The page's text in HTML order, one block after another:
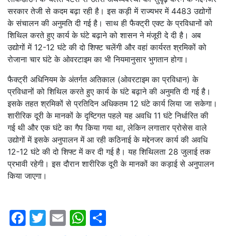
सरकार तेजी से कदम बढ़ा रही है। इस कड़ी में राज्यभर में 4483 उद्योगों
के संचालन की अनुमति दी गई है। साथ ही फैक्ट्री एक्ट के प्रविधानों को
शिथिल करते हुए कार्य के घंटे बढ़ाने को शासन ने मंजूरी दे दी है। अब
उद्योगों में 12-12 घंटे की दो शिफ्ट चलेंगी और वहां कार्यरत श्रमिकों को
रोजाना चार घंटे के ओवरटाइम का भी नियमानुसार भुगतान होगा।
फैक्ट्री अधिनियम के अंतर्गत अतिकाल (ओवरटाइम का प्रविधान) के
प्रविधानों को शिथिल करते हुए कार्य के घंटे बढ़ाने की अनुमति दी गई है।
इसके तहत श्रमिकों से प्रतिदिन अधिकतम 12 घंटे कार्य लिया जा सकेगा।
शारीरिक दूरी के मानकों के दृष्टिगत पहले यह अवधि 11 घंटे निर्धारित की
गई थी और एक घंटे का गैप किया गया था, लेकिन लगातार प्रोसेस वाले
उद्योगों में इसके अनुपालन में आ रही कठिनाई के मद्देनजर कार्य की अवधि
12-12 घंटे की दो शिफ्ट में कर दी गई है। यह शिथिलता 28 जुलाई तक
प्रभावी रहेगी। इस दौरान शारीरिक दूरी के मानकों का कड़ाई से अनुपालन
किया जाएगा।
Facebook
Twitter
EmailWhatsApp